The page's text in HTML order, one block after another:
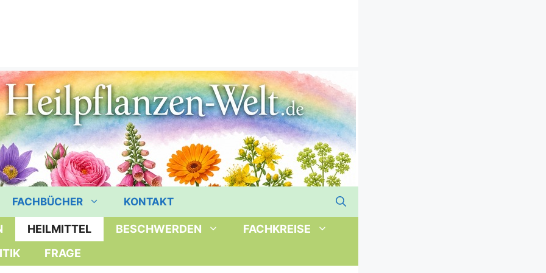
FACHBÜCHER KONTAKT
HEILMITTEL BESCHWERDEN
FACHKREISE
FRAGE